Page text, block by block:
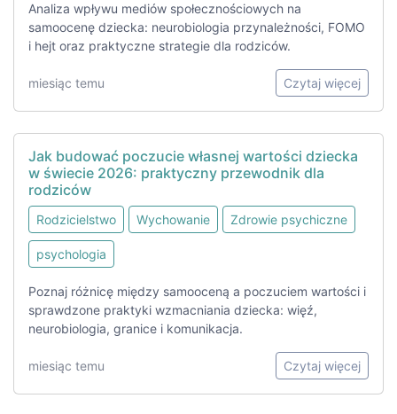
Analiza wpływu mediów społecznościowych na
samoocenę dziecka: neurobiologia przynależności, FOMO
i hejt oraz praktyczne strategie dla rodziców.
miesiąc temu Czytaj więcej
Jak budować poczucie własnej wartości dziecka
w świecie 2026: praktyczny przewodnik dla
rodziców
Rodzicielstwo Wychowanie Zdrowie psychiczne
psychologia
Poznaj różnicę między samooceną a poczuciem wartości i
sprawdzone praktyki wzmacniania dziecka: więź,
neurobiologia, granice i komunikacja.
miesiąc temu Czytaj więcej